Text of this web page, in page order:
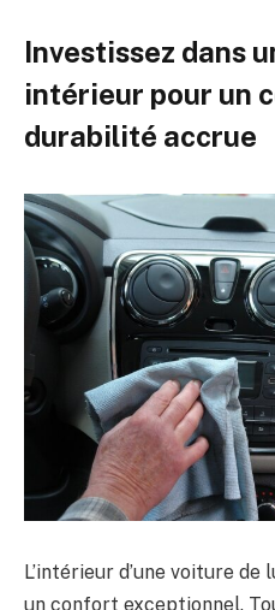
Investissez dans
intérieur pour un
durabilité accrue
L’intérieur d’une voiture
un confort exceptionnel.